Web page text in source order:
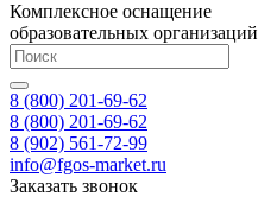
Комплексное оснащение
образовательных организаций
8 (800) 201-69-62
8 (800) 201-69-62
8 (902) 561-72-99
info@fgos-market.ru
Заказать звонок